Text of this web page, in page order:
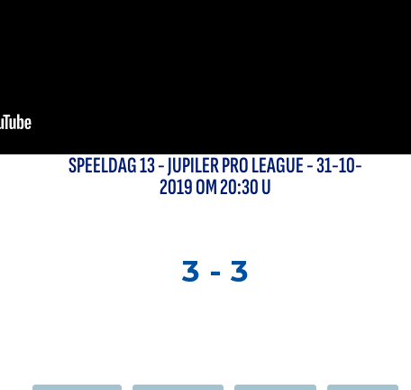
SPEELDAG13-JUPILER PRO LEAGUE- 31-10-
2019 OM 20:30 U
3 - 3